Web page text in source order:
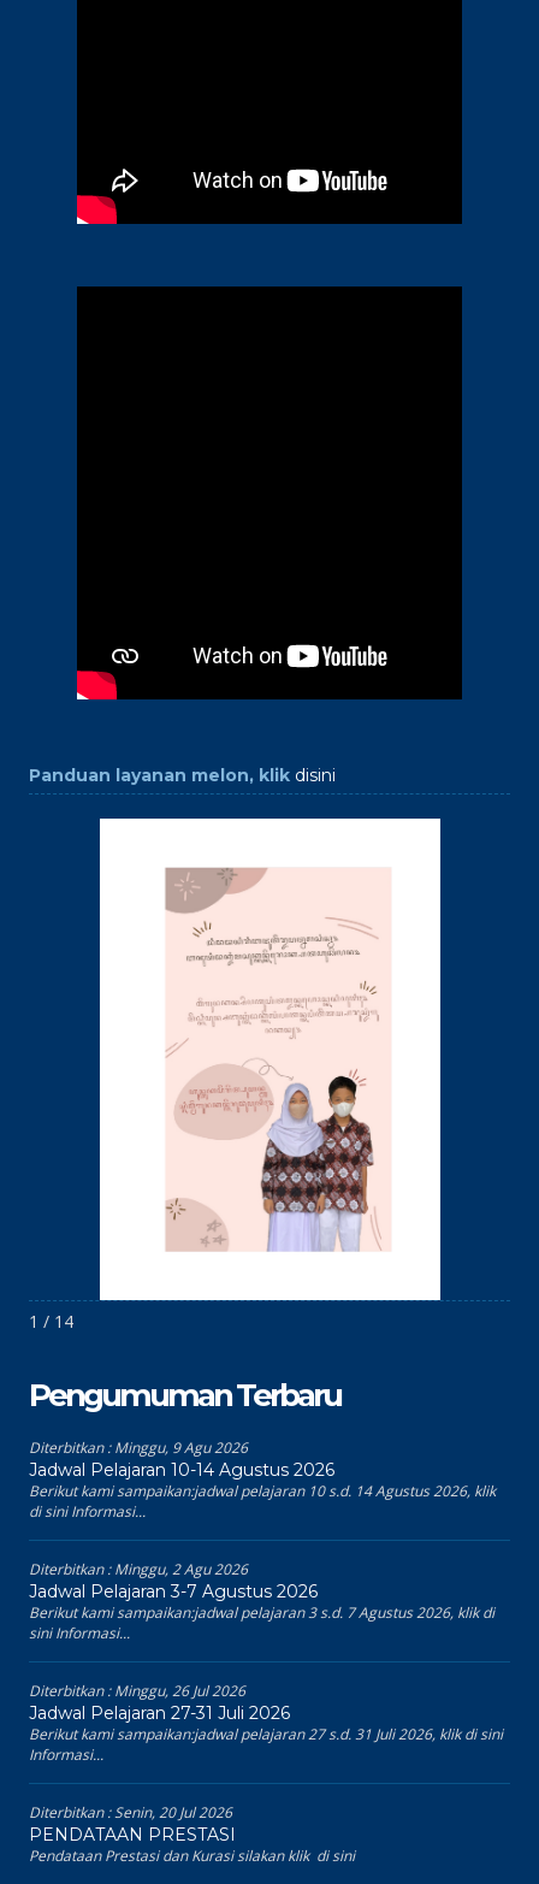
Panduan layanan melon, klik disini
1 / 14
Pengumuman Terbaru
Diterbitkan :Minggu, 9 Agu 2026
Jadwal Pelajaran 10-14 Agustus 2026
Berikut kami sampaikan:jadwal pelajaran 10 s.d. 14 Agustus 2026, klik
di sini Informasi...
Diterbitkan :Minggu, 2 Agu 2026
Jadwal Pelajaran 3-7 Agustus 2026
Berikut kami sampaikan:jadwal pelajaran 3 s.d. 7 Agustus 2026, klik di
sini Informasi...
Diterbitkan :Minggu, 26 Jul 2026
Jadwal Pelajaran 27-31 Juli 2026
Berikut kami sampaikan:jadwal pelajaran 27 s.d. 31 Juli 2026, klik di sini
Informasi...
Diterbitkan :Senin, 20 Jul 2026
PENDATAAN PRESTASI
Pendataan Prestasi dan Kurasi silakan klik di sini